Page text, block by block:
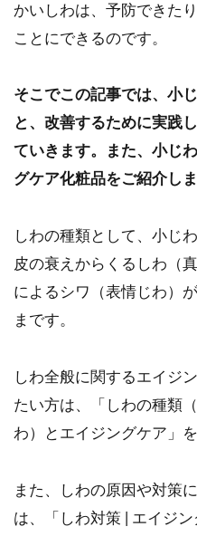
かいしわは、予防できた
ことにできるのです。
そこでこの記事では、小
と、改善するために実践
ていきます。また、小じ
グケア化粧品をご紹介しま
しわの種類として、小じ
皮の衰えからくるしわ（
によるシワ（表情じわ）
まです。
しわ全般に関するエイジ
たい方は、「しわの種類
わ）とエイジングケア」
また、しわの原因や対策
は、「しわ対策 | エイジ